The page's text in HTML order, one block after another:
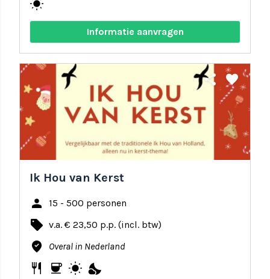
wb_sunny
Informatie aanvragen
share favorite
Ik Hou van Kerst
person 15 - 500 personen
local_offer v.a. € 23,50 p.p. (incl. btw)
where_to_vote Overal in Nederland
restaurant coffee wb_sunny nights_stay